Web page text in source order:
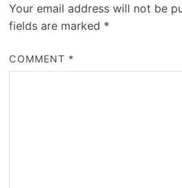
Your email address will not be
fields are marked *
COMMENT *